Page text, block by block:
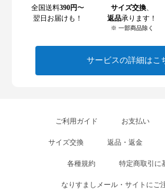
全国送料390円〜
翌日お届けも！
サイズ交換
返品承ります！
※ 一部商品除く
サービスの詳細はこ
ご利用ガイド お支払い
サイズ交換 返品・返金
各種規約 特定商取引に
なりすましメール・サイトにご